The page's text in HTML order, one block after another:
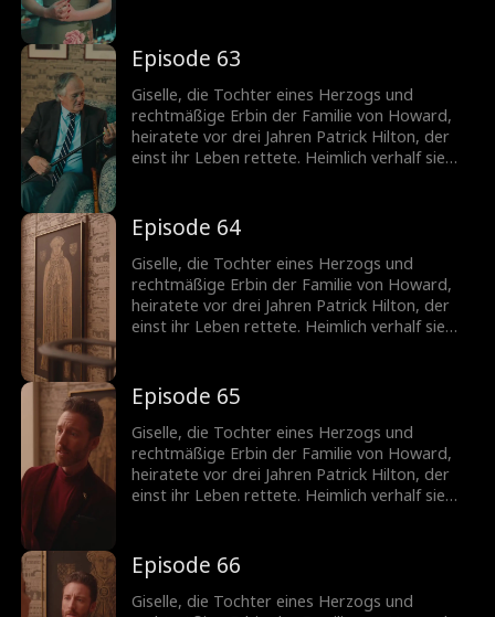
verletzenden Kommentare von Becky trieben
die schwangere Giselle in die Verzweiflung. Sie
fordert die Scheidung. Patrick jedoch liebt nur
Giselle. Nach der Trennung erkennt er, wie
sehr er sie braucht, und setzt alles daran, sie
zurückzugewinnen.
Episode 63
Giselle, die Tochter eines Herzogs und
rechtmäßige Erbin der Familie von Howard,
heiratete vor drei Jahren Patrick Hilton, der
einst ihr Leben rettete. Heimlich verhalf sie
verletzenden Kommentare von Becky trieben
die schwangere Giselle in die Verzweiflung. Sie
fordert die Scheidung. Patrick jedoch liebt nur
Giselle. Nach der Trennung erkennt er, wie
sehr er sie braucht, und setzt alles daran, sie
zurückzugewinnen.
Episode 64
Giselle, die Tochter eines Herzogs und
rechtmäßige Erbin der Familie von Howard,
heiratete vor drei Jahren Patrick Hilton, der
einst ihr Leben rettete. Heimlich verhalf sie
verletzenden Kommentare von Becky trieben
die schwangere Giselle in die Verzweiflung. Sie
fordert die Scheidung. Patrick jedoch liebt nur
Giselle. Nach der Trennung erkennt er, wie
sehr er sie braucht, und setzt alles daran, sie
zurückzugewinnen.
Episode 65
Giselle, die Tochter eines Herzogs und
rechtmäßige Erbin der Familie von Howard,
heiratete vor drei Jahren Patrick Hilton, der
einst ihr Leben rettete. Heimlich verhalf sie
verletzenden Kommentare von Becky trieben
die schwangere Giselle in die Verzweiflung. Sie
fordert die Scheidung. Patrick jedoch liebt nur
Episode 66
Giselle, die Tochter eines Herzogs und